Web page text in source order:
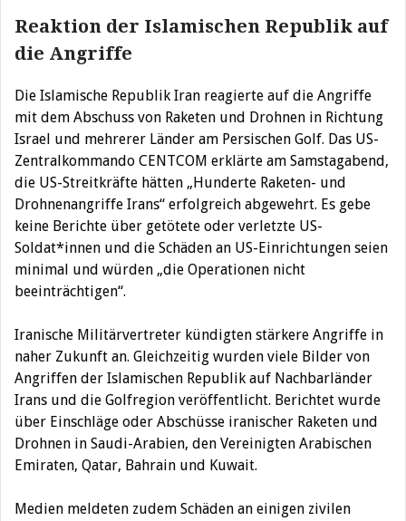
Reaktion der Islamischen Republik auf
die Angriffe
Die Islamische Republik Iran reagierte auf die Angriffe
mit dem Abschuss von Raketen und Drohnen in Richtung
Israel und mehrerer Länder am Persischen Golf. Das US-
Zentralkommando CENTCOM erklärte am Samstagabend,
die US-Streitkräfte hätten „Hunderte Raketen- und
Drohnenangriffe Irans“ erfolgreich abgewehrt. Es gebe
keine Berichte über getötete oder verletzte US-
Soldat*innen und die Schäden an US-Einrichtungen seien
minimal und würden „die Operationen nicht
beeinträchtigen“.
Iranische Militärvertreter kündigten stärkere Angriffe in
naher Zukunft an. Gleichzeitig wurden viele Bilder von
Angriffen der Islamischen Republik auf Nachbarländer
Irans und die Golfregion veröffentlicht. Berichtet wurde
über Einschläge oder Abschüsse iranischer Raketen und
Drohnen in Saudi-Arabien, den Vereinigten Arabischen
Emiraten, Qatar, Bahrain und Kuwait.
Medien meldeten zudem Schäden an einigen zivilen